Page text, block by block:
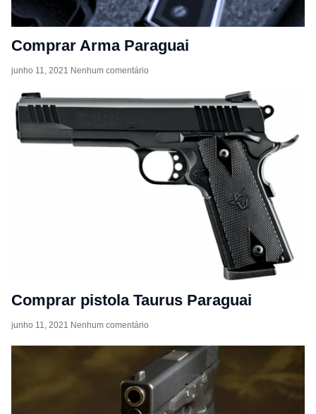
Comprar Arma Paraguai
junho 11, 2021 Nenhum comentário
Comprar pistola Taurus Paraguai
junho 11, 2021 Nenhum comentário